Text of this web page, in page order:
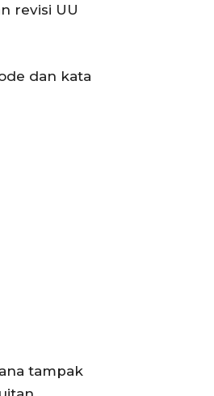
revisi UU
dan kata
tampak